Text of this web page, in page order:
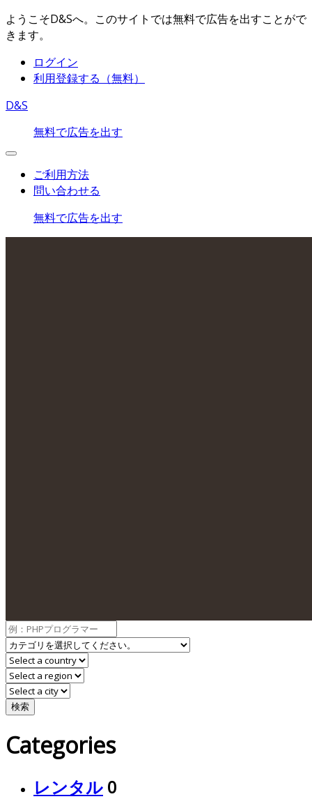
ようこそD&Sへ。このサイトでは無料で広告を出すことがで
きます。
ログイン
利用登録する（無料）
D&S
無料で広告を出す
ご利用方法
問い合わせる
無料で広告を出す
検索
Categories
レンタル 0